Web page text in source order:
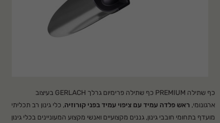
כף שתילה PREMIUM כף שתילה פרימיום גרלך GERLACH בעיצוב
ארגונומי, ראש פלדה עמיד עם ציפוי עמיד בפני קורוזיה, כלי גינון רב תכליתי
מועדף בתחומי חובבי גינון, גננים מקצועיים ואנשי מקצוע המעוניינים בכלי גינון